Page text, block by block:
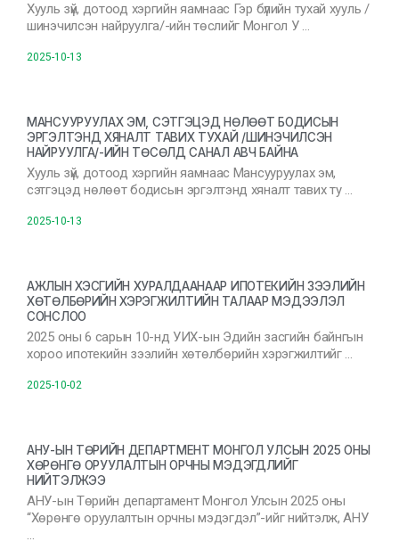
Хууль зүй, дотоод хэргийн яамнаас Гэр бүлийн тухай хууль /
шинэчилсэн найруулга/-ийн төслийг Монгол У …
2025-10-13
МАНСУУРУУЛАХ ЭМ, СЭТГЭЦЭД НӨЛӨӨТ БОДИСЫН
ЭРГЭЛТЭНД ХЯНАЛТ ТАВИХ ТУХАЙ /ШИНЭЧИЛСЭН
НАЙРУУЛГА/-ИЙН ТӨСӨЛД САНАЛ АВЧ БАЙНА
Хууль зүй, дотоод хэргийн яамнаас Мансууруулах эм,
сэтгэцэд нөлөөт бодисын эргэлтэнд хяналт тавих ту …
2025-10-13
АЖЛЫН ХЭСГИЙН ХУРАЛДААНААР ИПОТЕКИЙН ЗЭЭЛИЙН
ХӨТӨЛБӨРИЙН ХЭРЭГЖИЛТИЙН ТАЛААР МЭДЭЭЛЭЛ
СОНСЛОО
2025 оны 6 сарын 10-нд УИХ-ын Эдийн засгийн байнгын
хороо ипотекийн зээлийн хөтөлбөрийн хэрэгжилтийг …
2025-10-02
АНУ-ЫН ТӨРИЙН ДЕПАРТМЕНТ МОНГОЛ УЛСЫН 2025 ОНЫ
ХӨРӨНГӨ ОРУУЛАЛТЫН ОРЧНЫ МЭДЭГДЛИЙГ
НИЙТЭЛЖЭЭ
АНУ-ын Төрийн департамент Монгол Улсын 2025 оны
“Хөрөнгө оруулалтын орчны мэдэгдэл”-ийг нийтэлж, АНУ
…